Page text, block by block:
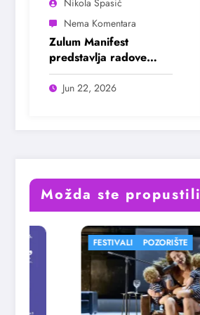
Zulum Manifest
predstavlja radove
deset finalista u
Madlenianumu
Jun 22, 2026
Možda ste propustili
FESTIVALI